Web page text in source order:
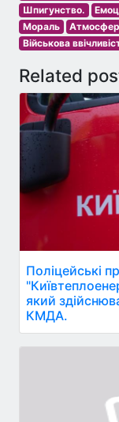
Шпигунство.
Мораль
Військова
Related
Поліцейські
який
КМДА.